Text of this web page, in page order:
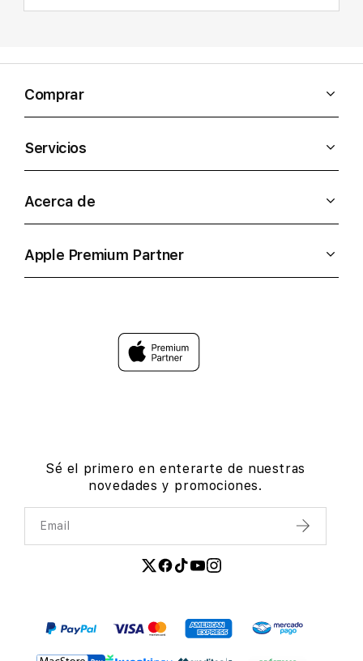
Comprar
Servicios
Acerca de
Apple Premium Partner
Sé el primero en enterarte de nuestras
novedades y promociones.
Email